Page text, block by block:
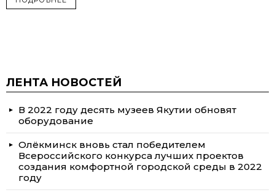
ЛЕНТА НОВОСТЕЙ
В 2022 году десять музеев Якутии обновят
оборудование
Олёкминск вновь стал победителем
Всероссийского конкурса лучших проектов
создания комфортной городской среды в 2022
году